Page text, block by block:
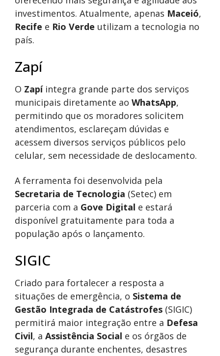
investimentos. Atualmente, apenas Maceió,
Recife e Rio Verde utilizam a tecnologia no
país.
Zapí
O Zapíintegra grande parte dos serviços
municipais diretamente ao WhatsApp,
permitindo que os moradores solicitem
atendimentos, esclareçam dúvidas e
acessem diversos serviços públicos pelo
celular, sem necessidade de deslocamento.
A ferramenta foi desenvolvida pela
Secretaria de Tecnologia (Setec) em
parceria com a Gove Digital e estará
disponível gratuitamente para toda a
população após o lançamento.
SIGIC
Criado para fortalecer a resposta a
situações de emergência, o Sistema de
Gestão Integrada de Catástrofes (SIGIC)
permitirá maior integração entre a Defesa
Civil, a Assistência Social e os órgãos de
segurança durante enchentes, desastres